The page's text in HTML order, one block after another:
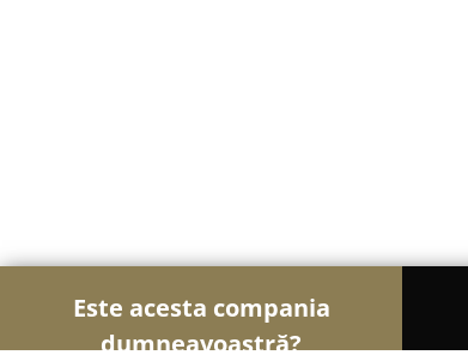
Este acesta compania
dumneavoastră?